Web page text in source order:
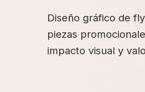
Diseño gráfico de
piezas
impacto visual y